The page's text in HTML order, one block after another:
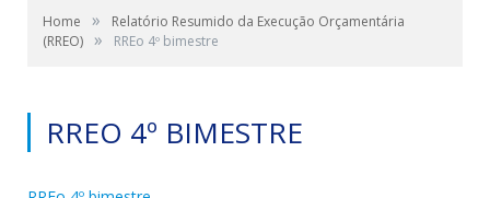
Home »
Relatório Resumido da Execução Orçamentária
(RREO) » RREo 4º bimestre
RREO 4º BIMESTRE